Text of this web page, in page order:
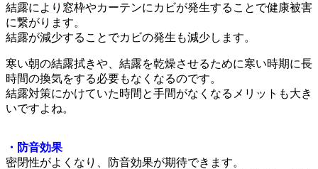
結露により窓枠やカーテンにカビが発生することで健康被害
に繋がります。
結露が減少することでカビの発生も減少します。
寒い朝の結露拭きや、結露を乾燥させるために寒い時期に長
時間の換気をする必要もなくなるのです。
結露対策にかけていた時間と手間がなくなるメリットも大き
いですよね。
・防音効果
密閉性がよくなり、防音効果が期待できます。